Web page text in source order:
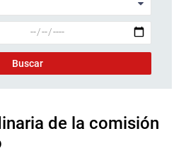
de la comisión